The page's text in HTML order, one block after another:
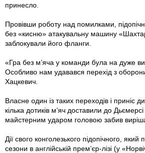
принесло.
Провівши роботу над помилками,
без «кисню» атакувальну машину
заблокували його фланги.
«Гра без м’яча у команди була на дуже
Особливо нам удавався перехід з
Хацкевич.
Власне один із таких переходів і приніс
кілька дотиків м’яч доставили до
майстерним ударом головою забив
Дії свого конголезького підопічного, який
сезони в англійській прем’єр-лізі (у